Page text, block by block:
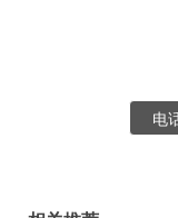
电